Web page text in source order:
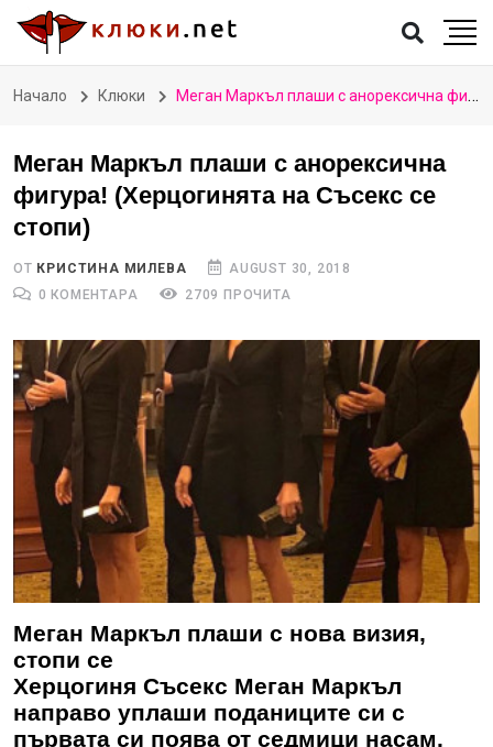
Начало Клюки Меган Маркъл плаши с анорексична фигура! (Херцогинята на Съсекс се стопи)
Меган Маркъл плаши с анорексична
фигура! (Херцогинята на Съсекс се
стопи)
ОТ КРИСТИНА МИЛЕВА
AUGUST 30, 2018
0 КОМЕНТАРА
2709 ПРОЧИТА
Меган Маркъл плаши с нова визия,
стопи се
Херцогиня Съсекс Меган Маркъл
направо уплаши поданиците си с
първата си поява от седмици насам.